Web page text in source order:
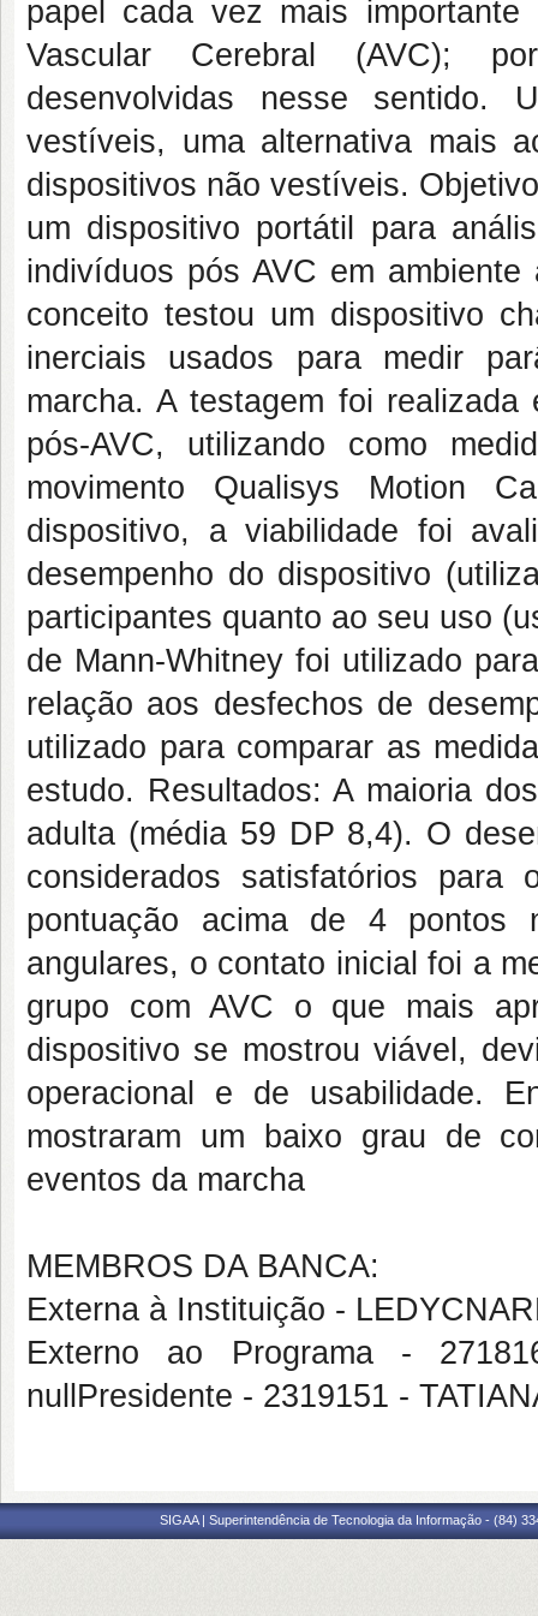
papel cada vez mais
Vascular Cerebral (AVC);
desenvolvidas nesse sentido.
vestíveis, uma alternativa mais
dispositivos não vestíveis.
um dispositivo portátil para
indivíduos pós AVC em
conceito testou um dispositivo
inerciais usados para medir
marcha. A testagem foi
pós-AVC, utilizando como
movimento Qualisys Motion
dispositivo, a viabilidade foi
desempenho do dispositivo
participantes quanto ao seu uso
de Mann-Whitney foi utilizado
relação aos desfechos de
utilizado para comparar as
estudo. Resultados: A maioria
adulta (média 59 DP 8,4). O
considerados satisfatórios
pontuação acima de 4 pontos
angulares, o contato inicial foi a
grupo com AVC o que mais
dispositivo se mostrou viável,
operacional e de usabilidade.
mostraram um baixo grau de
eventos da marcha
MEMBROS DA BANCA:
Externa à Instituição -
Externo ao Programa -
nullPresidente - 2319151 -
SIGAA | Superintendência de Tecnologia da Informação - (84)